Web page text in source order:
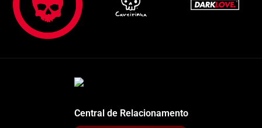
Central de Relacionamento